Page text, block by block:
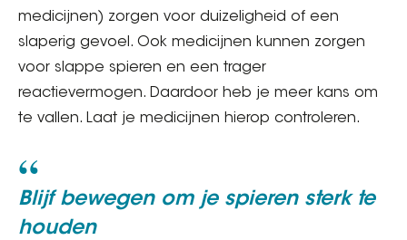
medicijnen) zorgen voor duizeligheid of een
slaperig gevoel. Ook medicijnen kunnen zorgen
voor slappe spieren en een trager
reactievermogen. Daardoor heb je meer kans om
te vallen. Laat je medicijnen hierop controleren.
Blijf bewegen om je spieren sterk te
houden